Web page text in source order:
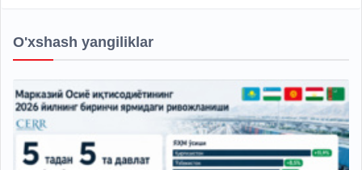
O'xshash yangiliklar